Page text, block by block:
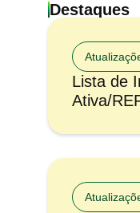
Destaques
Lista de
Ativa/